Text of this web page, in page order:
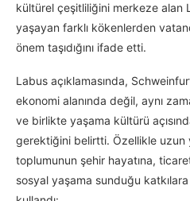
kültürel çeşitliliğini merkeze alan
yaşayan farklı kökenlerden
önem taşıdığını ifade etti.
Labus açıklamasında,
ekonomi alanında değil, aynı
ve birlikte yaşama kültürü
gerektiğini belirtti. Özellikle uzun
toplumunun şehir hayatına,
sosyal yaşama sunduğu